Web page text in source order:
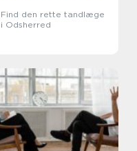
Find den rette tandlæge
i Odsherred